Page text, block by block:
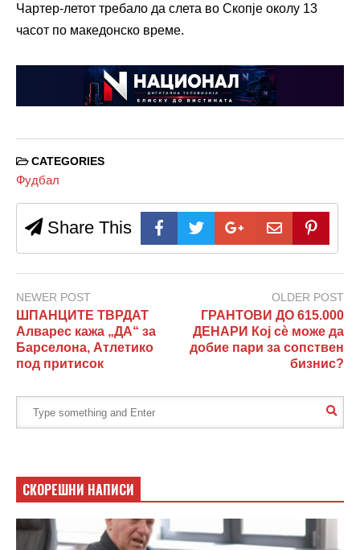
Чартер-летот требало да слета во Скопје околу 13
часот по македонско време.
CATEGORIES
Фудбал
Share This
NEWER POST
ШПАНЦИТЕ ТВРДАТ
Алварес кажа „ДА“ за
Барселона, Атлетико
под притисок
OLDER POST
ГРАНТОВИ ДО 615.000
ДЕНАРИ Кој сè може да
добие пари за сопствен
бизнис?
СКОРЕШНИ НАПИСИ